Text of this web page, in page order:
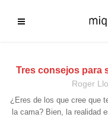
Tres consejos para
Roger
¿Eres de los que cree que
la cama? Bien, la realidad